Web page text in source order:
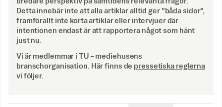
Detta innebär inte att alla artiklar alltid ger ”båda sidor”,
framförallt inte korta artiklar eller intervjuer där
intentionen endast är att rapportera något som hänt
just nu.
Vi är medlemmar i TU – mediehusens
branschorganisation. Här finns de pressetiska reglerna
vi följer.